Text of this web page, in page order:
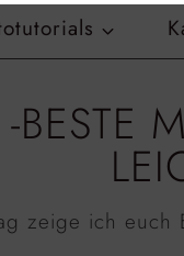
zeige ich euch